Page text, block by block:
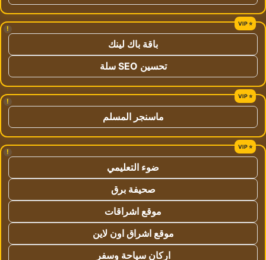
!
باقة باك لينك
تحسين SEO سلة
!
ماسنجر المسلم
!
ضوء التعليمي
صحيفة برق
موقع اشراقات
موقع اشراق اون لاين
اركان سياحة وسفر